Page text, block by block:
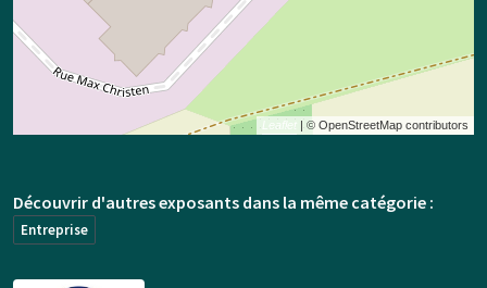
Leaflet | © OpenStreetMap contributors
Découvrir d'autres exposants dans la même catégorie :
Entreprise